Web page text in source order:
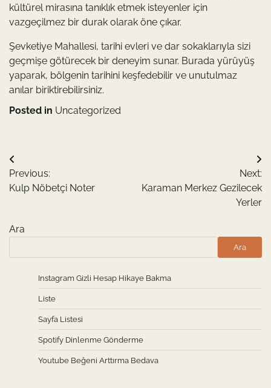
kültürel mirasına tanıklık etmek isteyenler için
vazgeçilmez bir durak olarak öne çıkar.
Şevketiye Mahallesi, tarihi evleri ve dar sokaklarıyla sizi
geçmişe götürecek bir deneyim sunar. Burada yürüyüş
yaparak, bölgenin tarihini keşfedebilir ve unutulmaz
anılar biriktirebilirsiniz.
Posted in Uncategorized
Yazı
gezinmesi
Previous:
Kulp Nöbetçi Noter
Next:
Karaman Merkez Gezilecek
Yerler
Ara
Ara
Instagram Gizli Hesap Hikaye Bakma
Liste
Sayfa Listesi
Spotify Dinlenme Gönderme
Youtube Beğeni Arttırma Bedava